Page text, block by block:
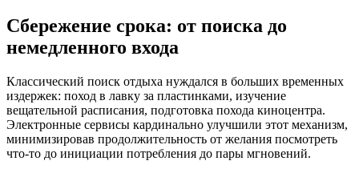
Сбережение срока: от поиска до
немедленного входа
Классический поиск отдыха нуждался в больших временных
издержек: поход в лавку за пластинками, изучение
вещательной расписания, подготовка похода киноцентра.
Электронные сервисы кардинально улучшили этот механизм,
минимизировав продолжительность от желания посмотреть
что-то до инициации потребления до пары мгновений.